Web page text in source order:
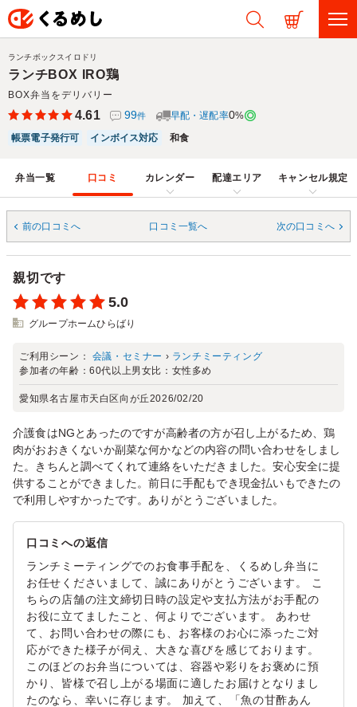
ランチBOX IRO鶏
BOX弁当をデリバリー
ランチボックスイロドリ
4.61 99件 早配・遅配率0%
帳票電子発行可
インボイス対応 和食
弁当一覧 口コミ カレンダー 配達エリア キャンセル規定
前の口コミへ 口コミ一覧へ 次の口コミへ
親切です
5.0
グループホームひらばり
ご利用シーン： 会議・セミナー › ランチミーティング
参加者の年齢：60代以上男女比： 女性多め
愛知県名古屋市天白区向が丘2026/02/20
介護食はNGとあったのですが高齢者の方が召し上がるため、鶏
肉がおおきくないか副菜な何かなどの内容の問い合わせをしまし
た。きちんと調べてくれて連絡をいただきました。安心安全に提
供することができました。前日に手配もでき現金払いもできたの
で利用しやすかったです。ありがとうございました。
口コミへの返信
ランチミーティングでのお食事手配を、くるめし弁当に
お任せくださいまして、誠にありがとうございます。 こ
ちらの店舗の注文締切日時の設定や支払方法がお手配の
お役に立てましたこと、何よりでございます。 あわせ
て、お問い合わせの際にも、お客様のお心に添ったご対
応ができた様子が伺え、大きな喜びを感じております。
このほどのお弁当については、容器や彩りをお褒めに預
かり、皆様で召し上がる場面に適したお届けとなりまし
たのなら、幸いに存じます。 加えて、「魚の甘酢あん